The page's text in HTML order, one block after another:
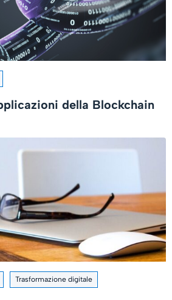
della Blockchain
Trasformazione digitale